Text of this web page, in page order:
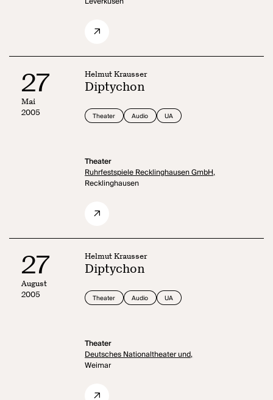
27
Mai
2005
Helmut Krausser
Diptychon
Theater Audio UA
Theater
Ruhrfestspiele Recklinghausen GmbH,
Recklinghausen
27
August
2005
Helmut Krausser
Diptychon
Theater Audio UA
Theater
Deutsches Nationaltheater und,
Weimar